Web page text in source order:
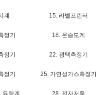
계 15. 라벨프린터
정기 18. 온습도계
정기 22. 광택측정기
정기 25. 가연성가스측정기
유량계 28. 전자저울